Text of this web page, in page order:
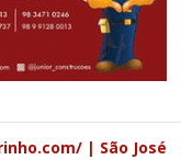
| São José